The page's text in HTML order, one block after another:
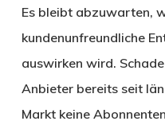
Es bleibt abzuwarten,
kundenunfreundliche
auswirken wird.
Anbieter bereits seit
Markt keine